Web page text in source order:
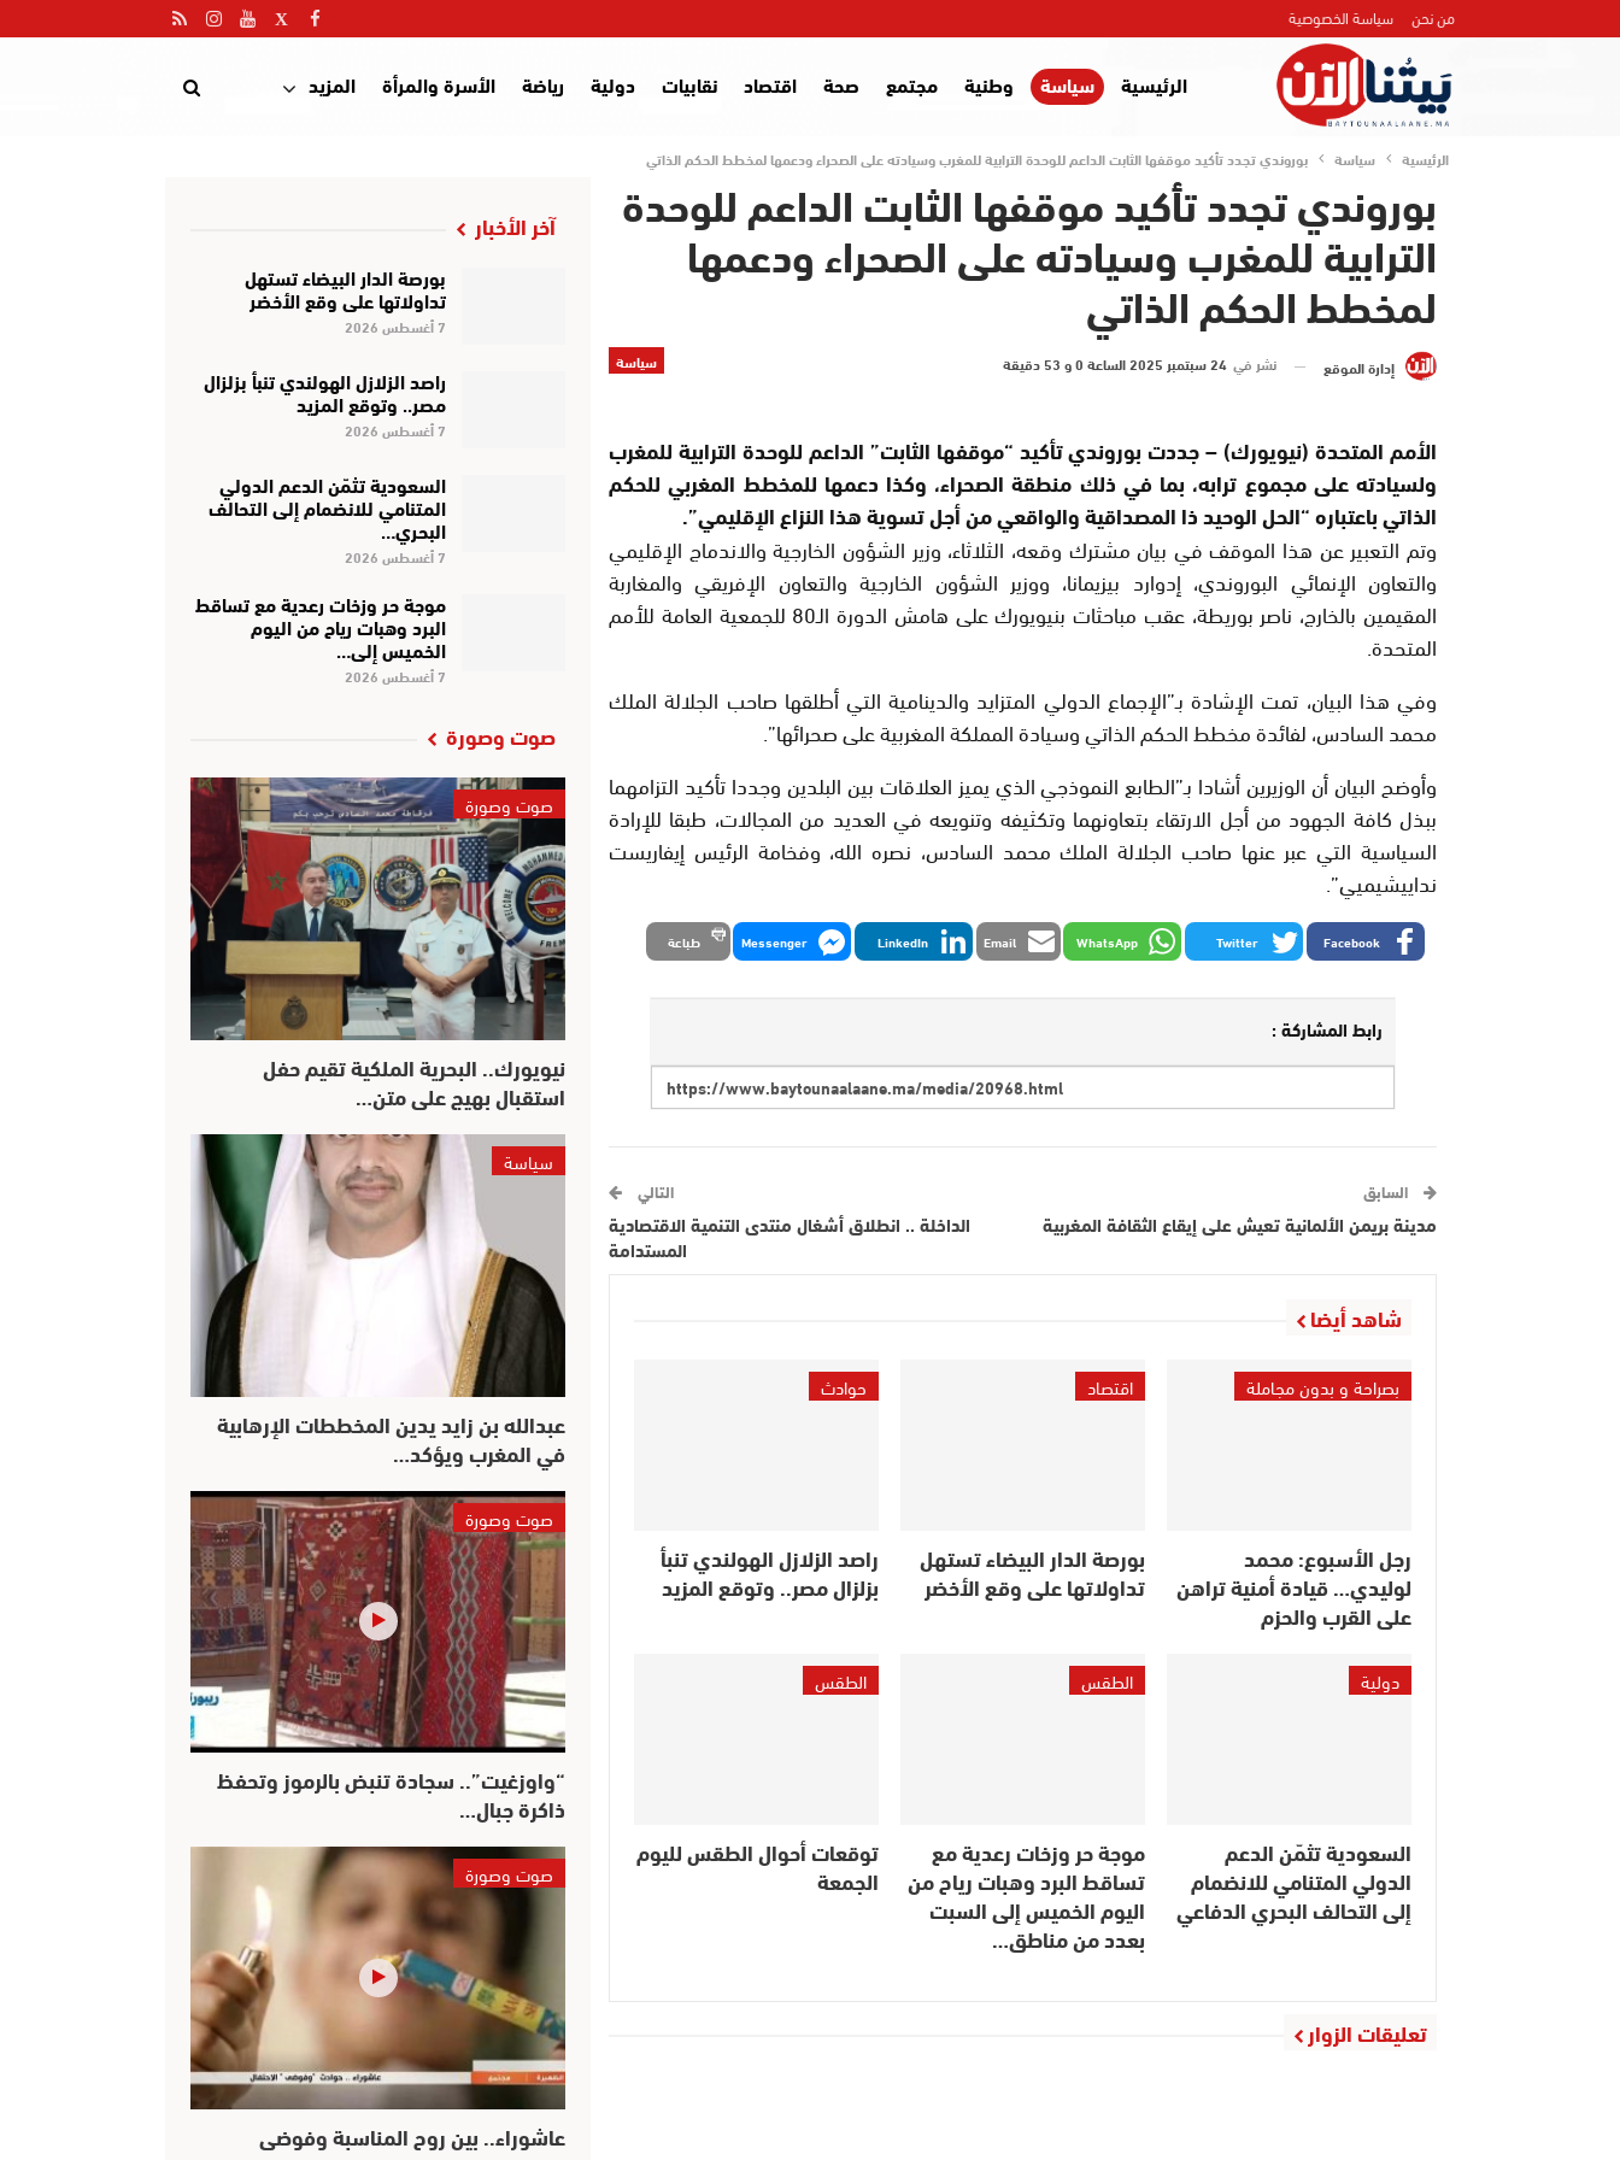
من نحن سياسة الخصوصية
الرئيسية سياسة وطنية مجتمع صحة اقتصاد نقابيات دولية رياضة الأسرة والمرأة المزيد
الرئيسية سياسة بوروندي تجدد تأكيد موقفها الثابت الداعم للوحدة الترابية للمغرب وسيادته على الصحراء ودعمها لمخطط الحكم الذاتي
بوروندي تجدد تأكيد موقفها الثابت الداعم للوحدة
الترابية للمغرب وسيادته على الصحراء ودعمها
لمخطط الحكم الذاتي
سياسة إدارة الموقع نشر في 24 سبتمبر 2025 الساعة 0 و 53 دقيقة
الأمم المتحدة (نيويورك) – جددت بوروندي تأكيد “موقفها الثابت” الداعم للوحدة الترابية للمغرب
ولسيادته على مجموع ترابه، بما في ذلك منطقة الصحراء، وكذا دعمها للمخطط المغربي للحكم
الذاتي باعتباره “الحل الوحيد ذا المصداقية والواقعي من أجل تسوية هذا النزاع الإقليمي”.
وتم التعبير عن هذا الموقف في بيان مشترك وقعه، الثلاثاء، وزير الشؤون الخارجية والاندماج الإقليمي
والتعاون الإنمائي البوروندي، إدوارد بيزيمانا، ووزير الشؤون الخارجية والتعاون الإفريقي والمغاربة
المقيمين بالخارج، ناصر بوريطة، عقب مباحثات بنيويورك على هامش الدورة الـ80 للجمعية العامة للأمم
المتحدة.
وفي هذا البيان، تمت الإشادة بـ”الإجماع الدولي المتزايد والدينامية التي أطلقها صاحب الجلالة الملك
محمد السادس، لفائدة مخطط الحكم الذاتي وسيادة المملكة المغربية على صحرائها”.
وأوضح البيان أن الوزيرين أشادا بـ”الطابع النموذجي الذي يميز العلاقات بين البلدين وجددا تأكيد التزامهما
ببذل كافة الجهود من أجل الارتقاء بتعاونهما وتكثيفه وتنويعه في العديد من المجالات، طبقا للإرادة
السياسية التي عبر عنها صاحب الجلالة الملك محمد السادس، نصره الله، وفخامة الرئيس إيفاريست
نداييشيميي”.
Facebook
Twitter
WhatsApp
Email
LinkedIn
Messenger طباعة
رابط المشاركة :
السابق
مدينة بريمن الألمانية تعيش على إيقاع الثقافة المغربية
التالي
الداخلة .. انطلاق أشغال منتدى التنمية الاقتصادية
المستدامة
شاهد أيضا
بصراحة و بدون مجاملة
رجل الأسبوع: محمد
لوليدي… قيادة أمنية تراهن
على القرب والحزم
اقتصاد
بورصة الدار البيضاء تستهل
تداولاتها على وقع الأخضر
حوادث
راصد الزلازل الهولندي تنبأ
بزلزال مصر.. وتوقع المزيد
دولية
السعودية تثمّن الدعم
الدولي المتنامي للانضمام
إلى التحالف البحري الدفاعي
الطقس
موجة حر وزخات رعدية مع
تساقط البرد وهبات رياح من
اليوم الخميس إلى السبت
بعدد من مناطق…
الطقس
توقعات أحوال الطقس لليوم
الجمعة
تعليقات الزوار
آخر الأخبار
بورصة الدار البيضاء تستهل
تداولاتها على وقع الأخضر
7 أغسطس 2026
راصد الزلازل الهولندي تنبأ بزلزال
مصر.. وتوقع المزيد
7 أغسطس 2026
السعودية تثمّن الدعم الدولي
المتنامي للانضمام إلى التحالف
البحري…
7 أغسطس 2026
موجة حر وزخات رعدية مع تساقط
البرد وهبات رياح من اليوم
الخميس إلى…
7 أغسطس 2026
صوت وصورة
صوت وصورة
نيويورك.. البحرية الملكية تقيم حفل
استقبال بهيج على متن…
سياسة
عبدالله بن زايد يدين المخططات الإرهابية
في المغرب ويؤكد…
صوت وصورة
“واوزغيت”.. سجادة تنبض بالرموز وتحفظ
ذاكرة جبال…
صوت وصورة
عاشوراء.. بين روح المناسبة وفوضى